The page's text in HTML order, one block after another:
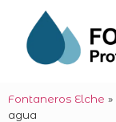
Fontaneros Elche »
agua